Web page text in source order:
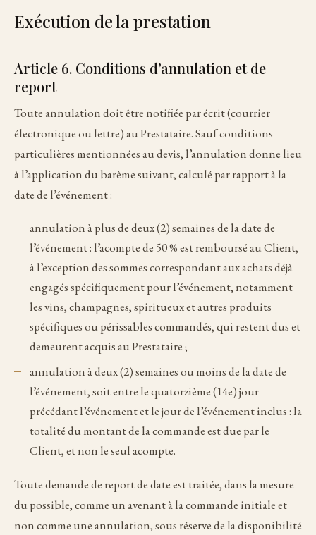
Exécution de la prestation
Article 6. Conditions d’annulation et de
report
Toute annulation doit être notifiée par écrit (courrier
électronique ou lettre) au Prestataire. Sauf conditions
particulières mentionnées au devis, l’annulation donne lieu
à l’application du barème suivant, calculé par rapport à la
date de l’événement :
annulation à plus de deux (2) semaines de la date de
l’événement : l’acompte de 50 % est remboursé au Client,
à l’exception des sommes correspondant aux achats déjà
engagés spécifiquement pour l’événement, notamment
les vins, champagnes, spiritueux et autres produits
spécifiques ou périssables commandés, qui restent dus et
demeurent acquis au Prestataire ;
annulation à deux (2) semaines ou moins de la date de
l’événement, soit entre le quatorzième (14e) jour
précédant l’événement et le jour de l’événement inclus : la
totalité du montant de la commande est due par le
Client, et non le seul acompte.
Toute demande de report de date est traitée, dans la mesure
du possible, comme un avenant à la commande initiale et
non comme une annulation, sous réserve de la disponibilité